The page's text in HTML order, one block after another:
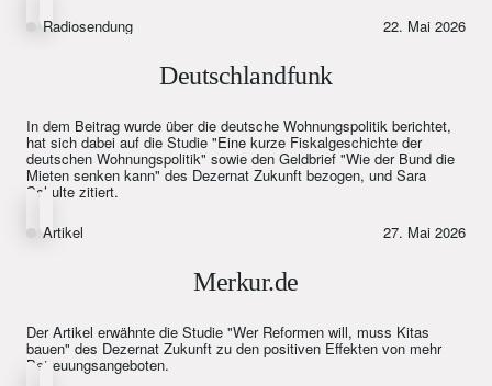
Radiosendung
22. Mai 2026
Deutschlandfunk
In dem Beitrag wurde über die deutsche Wohnungspolitik berichtet,
hat sich dabei auf die Studie "Eine kurze Fiskalgeschichte der
deutschen Wohnungspolitik" sowie den Geldbrief "Wie der Bund die
Mieten senken kann" des Dezernat Zukunft bezogen, und Sara
Schulte zitiert.
Artikel
27. Mai 2026
Merkur.de
Der Artikel erwähnte die Studie "Wer Reformen will, muss Kitas
bauen" des Dezernat Zukunft zu den positiven Effekten von mehr
Betreuungsangeboten.